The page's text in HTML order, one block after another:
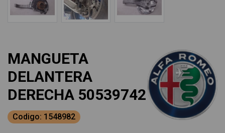
MANGUETA
DELANTERA
DERECHA 50539742
Codigo: 1548982